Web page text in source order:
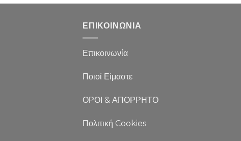
ΕΠΙΚΟΙΝΩΝΙΑ
Επικοινωνία
Ποιοί Είμαστε
ΟΡΟΙ & ΑΠΟΡΡΗΤΟ
Πολιτική Cookies